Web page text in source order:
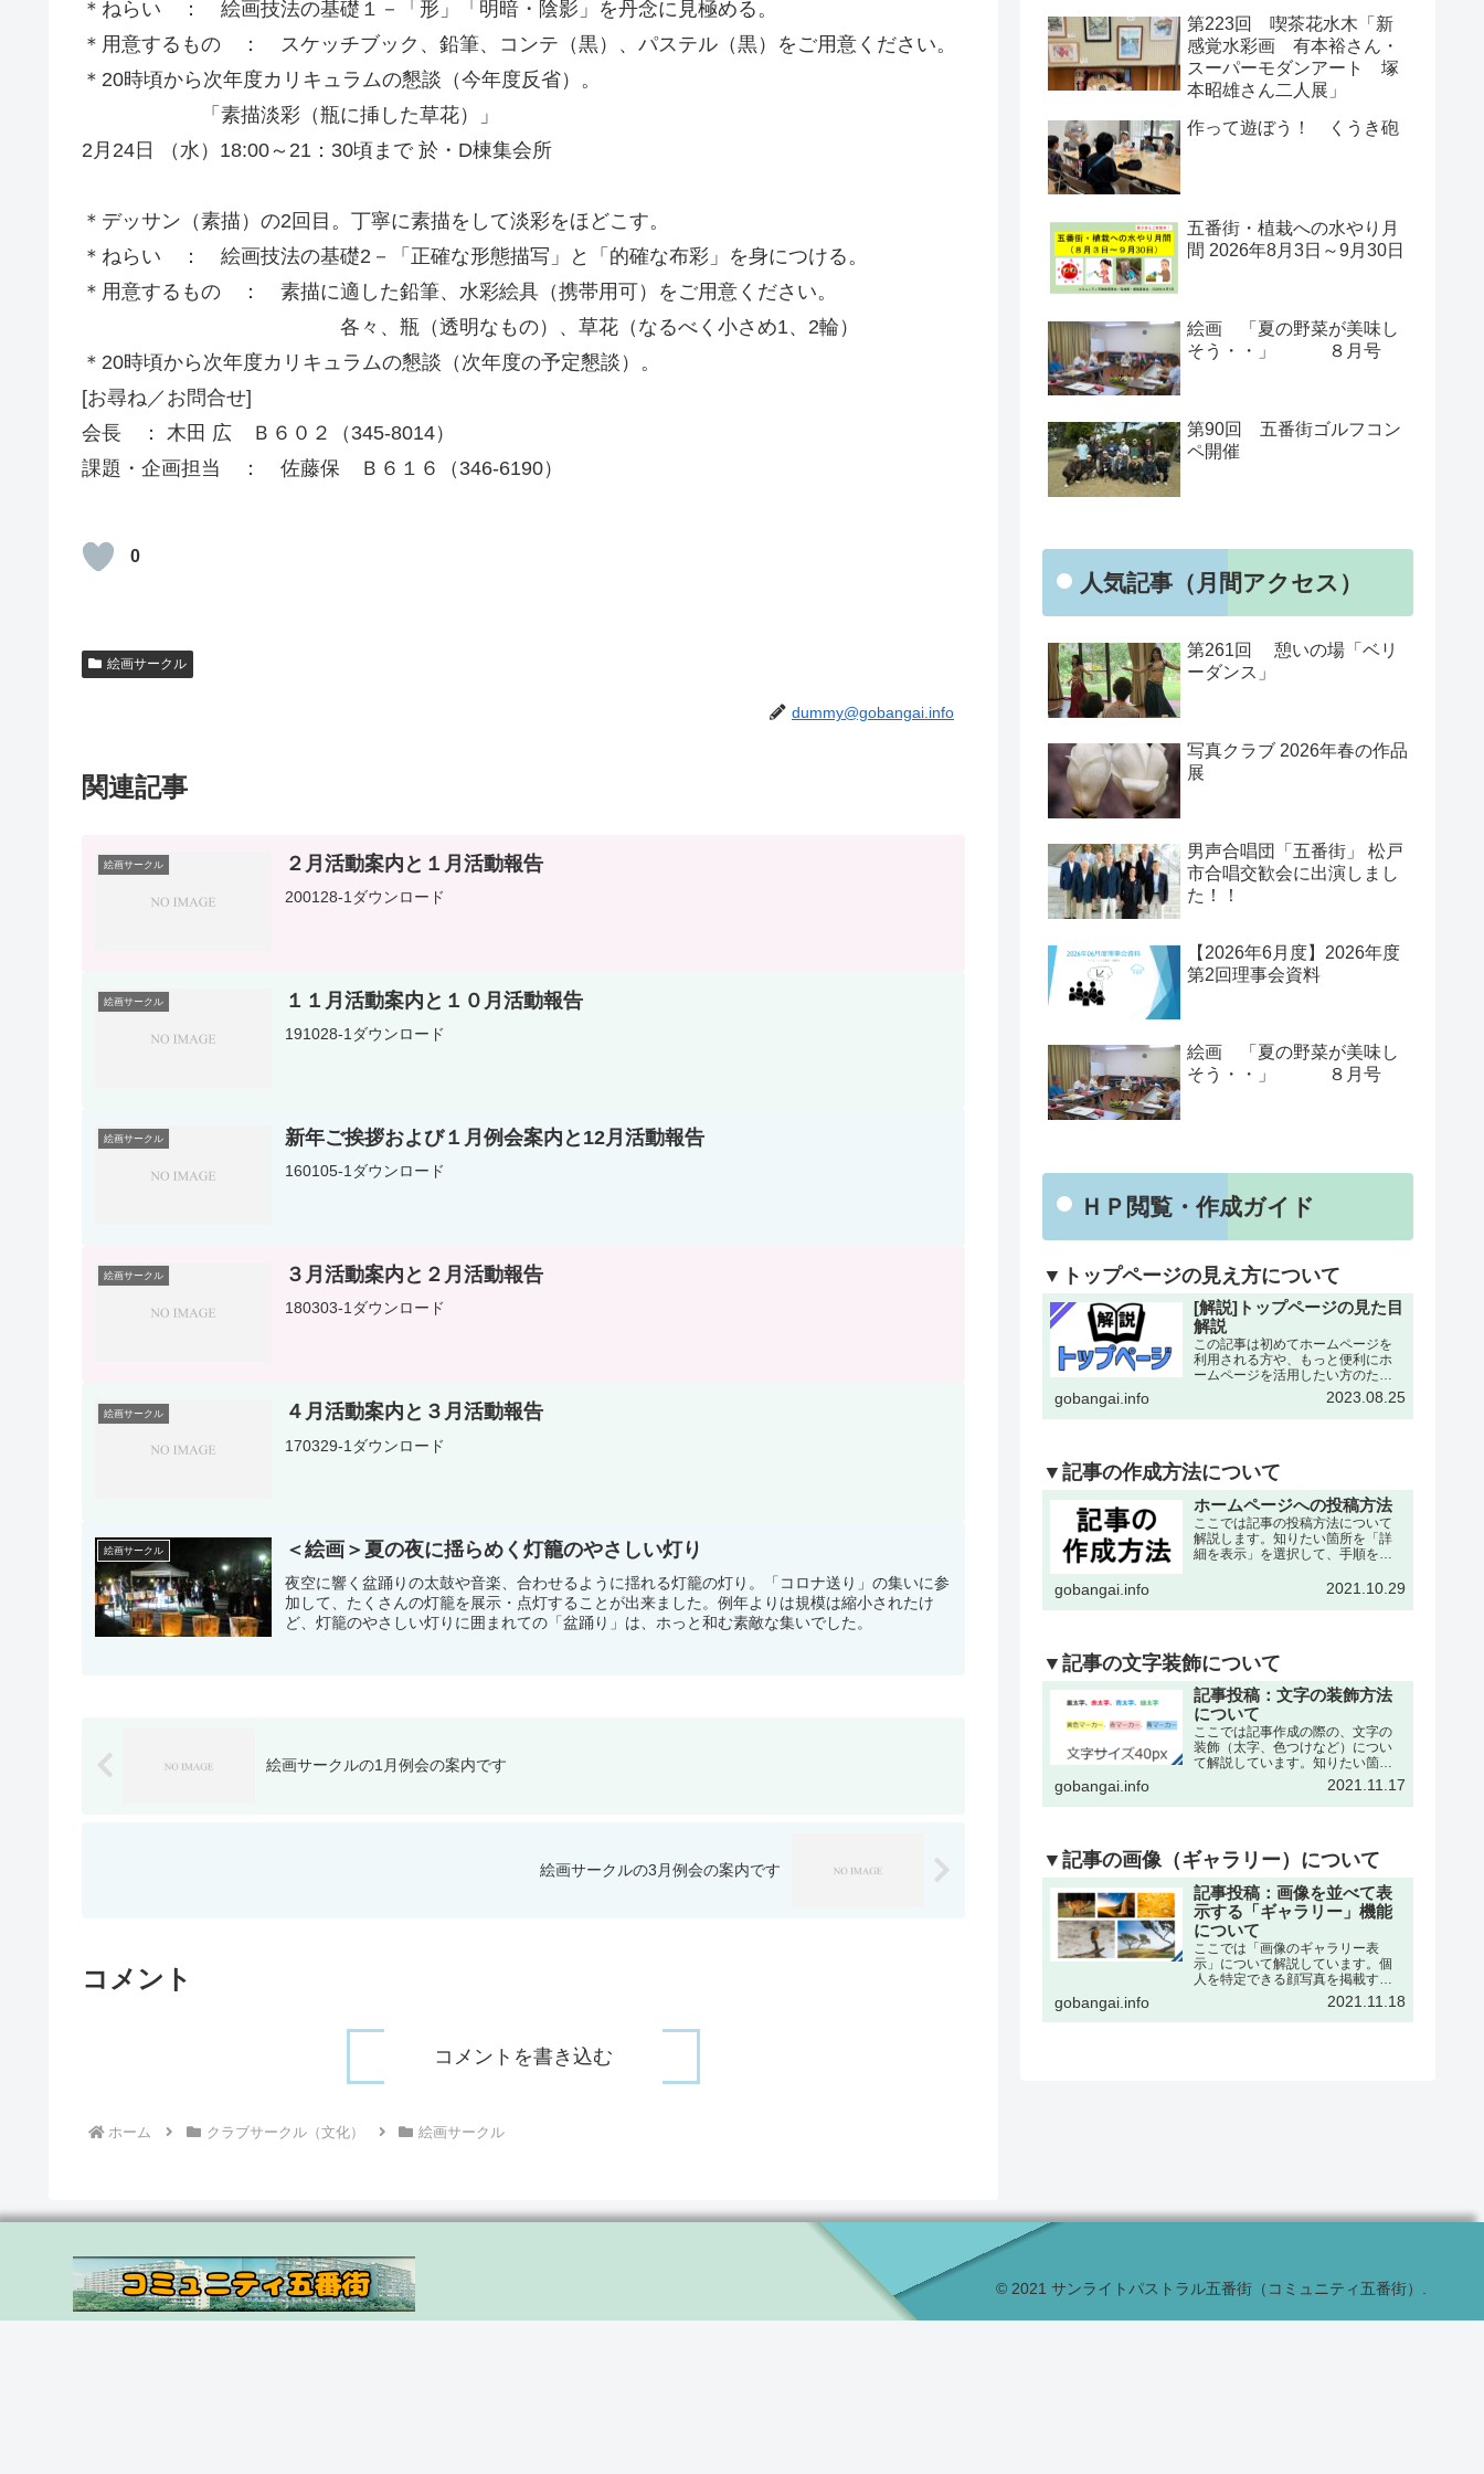
＊ねらい ： 絵画技法の基礎１－「形」「明暗・陰影」を丹念に見極める。
＊用意するもの ： スケッチブック、鉛筆、コンテ（黒）、パステル（黒）をご用意ください。
＊20時頃から次年度カリキュラムの懇談（今年度反省）。
「素描淡彩（瓶に挿した草花）」
2月24日 （水）18:00～21：30頃まで 於・D棟集会所
＊デッサン（素描）の2回目。丁寧に素描をして淡彩をほどこす。
＊ねらい ： 絵画技法の基礎2－「正確な形態描写」と「的確な布彩」を身につける。
＊用意するもの ： 素描に適した鉛筆、水彩絵具（携帯用可）をご用意ください。
各々、瓶（透明なもの）、草花（なるべく小さめ1、2輪）
＊20時頃から次年度カリキュラムの懇談（次年度の予定懇談）。
[お尋ね／お問合せ]
会長 ： 木田 広 Ｂ６０２（345-8014）
課題・企画担当 ： 佐藤保 Ｂ６１６（346-6190）
0
絵画サークル
dummy@gobangai.info
関連記事
絵画サークル ２月活動案内と１月活動報告
200128-1ダウンロード
絵画サークル １１月活動案内と１０月活動報告
191028-1ダウンロード
絵画サークル 新年ご挨拶および１月例会案内と12月活動報告
160105-1ダウンロード
絵画サークル ３月活動案内と２月活動報告
180303-1ダウンロード
絵画サークル ４月活動案内と３月活動報告
170329-1ダウンロード
絵画サークル ＜絵画＞夏の夜に揺らめく灯籠のやさしい灯り
夜空に響く盆踊りの太鼓や音楽、合わせるように揺れる灯籠の灯り。「コロナ送り」の集いに参
加して、たくさんの灯籠を展示・点灯することが出来ました。例年よりは規模は縮小されたけ
ど、灯籠のやさしい灯りに囲まれての「盆踊り」は、ホっと和む素敵な集いでした。
絵画サークルの1月例会の案内です
絵画サークルの3月例会の案内です
コメント
コメントを書き込む
ホーム クラブサークル（文化） 絵画サークル
第223回 喫茶花水木「新
感覚水彩画 有本裕さん・
スーパーモダンアート 塚
本昭雄さん二人展」
作って遊ぼう！ くうき砲
五番街・植栽への水やり月
間 2026年8月3日～9月30日
絵画 「夏の野菜が美味し
そう・・」 ８月号
第90回 五番街ゴルフコン
ペ開催
人気記事（月間アクセス）
第261回 憩いの場「ベリ
ーダンス」
写真クラブ 2026年春の作品
展
男声合唱団「五番街」 松戸
市合唱交歓会に出演しまし
た！！
【2026年6月度】2026年度
第2回理事会資料
絵画 「夏の野菜が美味し
そう・・」 ８月号
ＨＰ閲覧・作成ガイド
▼トップページの見え方について
[解説]トップページの見た目
解説
この記事は初めてホームページを
利用される方や、もっと便利にホ
ームページを活用したい方のため
にトップページの各所について改
めて解説した記事となります。改
めて確認することで今まで利用し
振…
gobangai.info 2023.08.25
▼記事の作成方法について
ホームページへの投稿方法
ここでは記事の投稿方法について
解説します。知りたい箇所を「詳
細を表示」を選択して、手順を確
各々の委員会・団体・クラブサー
す。それぞれに記事作成の為の
gobangai.info 2021.10.29
▼記事の文字装飾について
記事投稿：文字の装飾方法
について
ここでは記事作成の際の、文字の
装飾（太字、色つけなど）につい
て解説しています。知りたい箇所
を「詳細を表示」を選択して、手
順を確認して下さい。※記事の作
成・編集などの基本操作は下記の
い…
gobangai.info 2021.11.17
▼記事の画像（ギャラリー）について
記事投稿：画像を並べて表
示する「ギャラリー」機能
について
ここでは「画像のギャラリー表
示」について解説しています。個
人を特定できる顔写真を掲載する
場合、被撮影者ご本人の了解をい
ただくか、または顔をぼかすなど
個人が特定できない加工を行うこ
gobangai.info 2021.11.18
© 2021 サンライトパストラル五番街（コミュニティ五番街）.